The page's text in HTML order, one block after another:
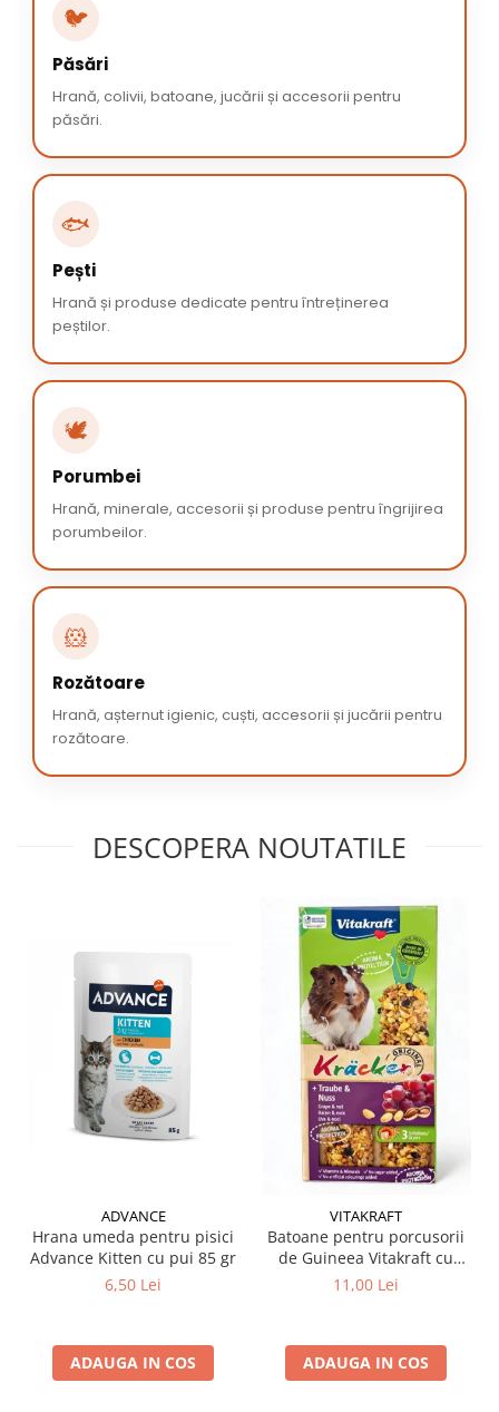
🐦
Păsări
Hrană, colivii, batoane, jucării și accesorii pentru
păsări.
🐟
Pești
Hrană și produse dedicate pentru întreținerea
peștilor.
🕊️
Porumbei
Hrană, minerale, accesorii și produse pentru îngrijirea
porumbeilor.
🐹
Rozătoare
Hrană, așternut igienic, cuști, accesorii și jucării pentru
rozătoare.
DESCOPERA NOUTATILE
ADVANCE
Hrana umeda pentru pisici
Advance Kitten cu pui 85 gr
6,50 Lei
ADAUGA IN COS
VITAKRAFT
Batoane pentru porcusorii
de Guineea Vitakraft cu
struguri & nuci 2 buc
11,00 Lei
ADAUGA IN COS